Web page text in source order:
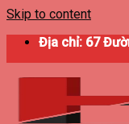
Skip to content
Địa chỉ: 67